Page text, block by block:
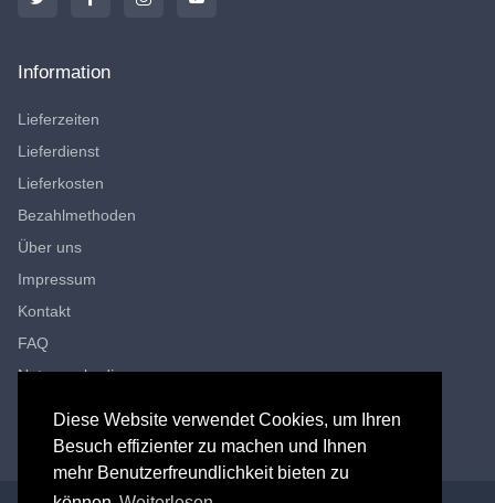
Diese Website verwendet Cookies, um Ihren
Besuch effizienter zu machen und Ihnen
mehr Benutzerfreundlichkeit bieten zu
Information
Lieferzeiten
Lieferdienst
Lieferkosten
Bezahlmethoden
Über uns
Impressum
Kontakt
FAQ
Nutzungsbedingungen